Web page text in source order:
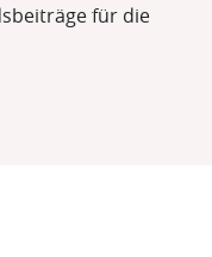
für die